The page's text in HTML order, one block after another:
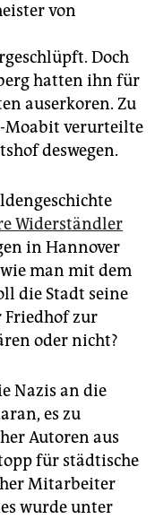
von
Doch
hatten ihn für
auserkoren. Zu
Moabit verurteilte
deswegen.
Widerständler
in Hannover
man mit dem
die Stadt seine
Friedhof zur
oder nicht?
Nazis an die
es zu
Autoren aus
für städtische
Mitarbeiter
wurde unter